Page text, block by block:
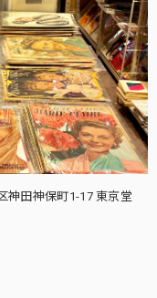
神田神保町1-17 東京堂